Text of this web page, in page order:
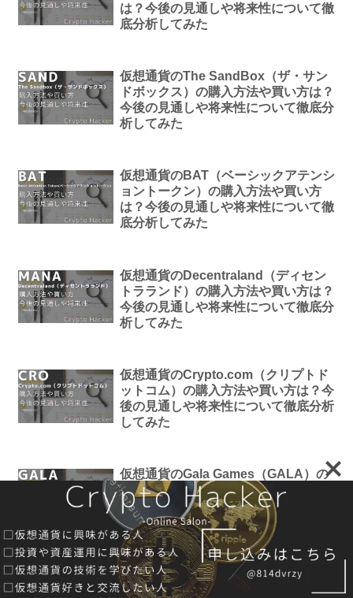
は？今後の見通しや将来性について徹
底分析してみた
仮想通貨のThe SandBox（ザ・サン
ドボックス）の購入方法や買い方は？
今後の見通しや将来性について徹底分
析してみた
仮想通貨のBAT（ベーシックアテンシ
ョントークン）の購入方法や買い方
は？今後の見通しや将来性について徹
底分析してみた
仮想通貨のDecentraland（ディセン
トラランド）の購入方法や買い方は？
今後の見通しや将来性について徹底分
析してみた
仮想通貨のCrypto.com（クリプトド
ットコム）の購入方法や買い方は？今
後の見通しや将来性について徹底分析
してみた
仮想通貨のGala Games（GALA）の
購入方法や買い方は？今後の見通しや
将来性について徹底分析してみた
スポンサーリンク